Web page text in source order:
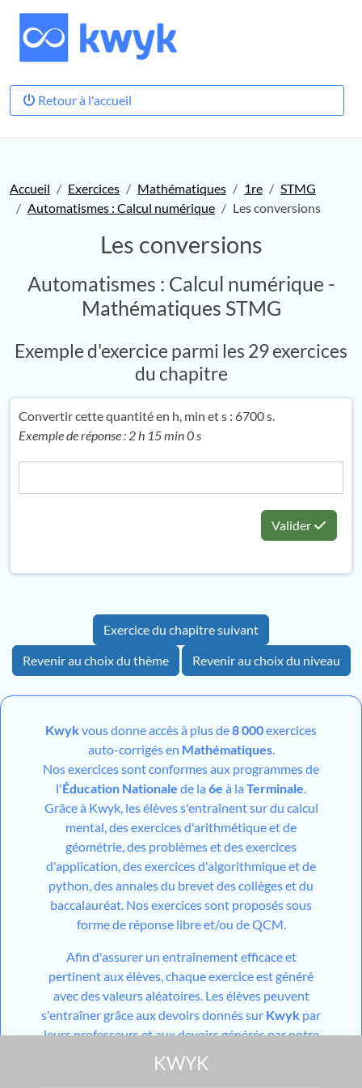
Retour à l'accueil
Accueil Exercices Mathématiques 1re
STMG
Automatismes : Calcul numérique
Les conversions
Les conversions
Automatismes : Calcul numérique -
Mathématiques STMG
Exemple d'exercice parmi les 29 exercices
du chapitre
Convertir cette quantité en h, min et s : 6700 s.
Exemple de réponse : 2 h 15 min 0 s
Valider
Exercice du chapitre suivant
Revenir au choix du thème
Revenir au choix du niveau
Kwykvous donne accès à plus de8 000exercices
auto-corrigés en Mathématiques.
Nos exercices sont conformes aux programmes de
l'Éducation Nationale de la 6e à la Terminale
Grâce à Kwyk, les élèves s'entraînent sur du calcul
mental, des exercices d'arithmétique et de
géométrie, des problèmes et des exercices
d'application, des exercices d'algorithmique et de
python, des annales du brevet des collèges et du
baccalauréat. Nos exercices sont proposés sous
forme de réponse libre et/ou de QCM.
Afin d'assurer un entraînement efficace et
pertinent aux élèves, chaque exercice est généré
avec des valeurs aléatoires. Les élèves peuvent
s'entraîner grâce aux devoirs donnés sur Kwyk par
leurs professeurs et aux devoirs générés par notre
mais aussi grâce aux différents
modules de travail en autonomie mis à disposition
KWYK